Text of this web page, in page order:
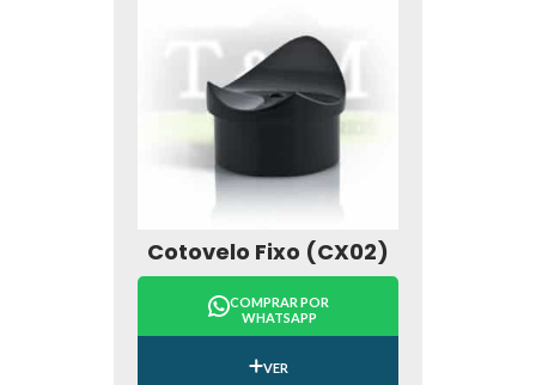
Cotovelo Fixo (CX02)
COMPRAR POR
WHATSAPP
VER